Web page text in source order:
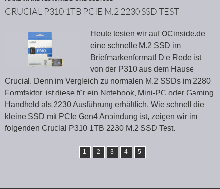
CRUCIAL P310 1TB PCIE M.2 2230 SSD TEST
Heute testen wir auf OCinside.de
eine schnelle M.2 SSD im
Briefmarkenformat! Die Rede ist
von der P310 aus dem Hause
Crucial. Denn im Vergleich zu normalen M.2 SSDs im 2280
Formfaktor, ist diese für ein Notebook, Mini-PC oder Gaming
Handheld als 2230 Ausführung erhältlich. Wie schnell die
kleine SSD mit PCIe Gen4 Anbindung ist, zeigen wir im
folgenden Crucial P310 1TB 2230 M.2 SSD Test.
1 2 3 4 5